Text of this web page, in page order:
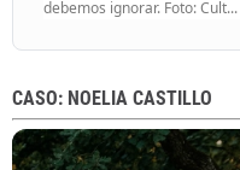
debemos ignorar. Foto: Cult...
CASO: NOELIA CASTILLO